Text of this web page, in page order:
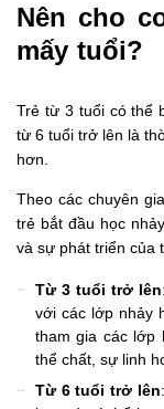
Nên cho
mấy tuổi?
Trẻ từ 3 tuổi có thể
từ 6 tuổi trở lên là
hơn.
Theo các chuyên
trẻ bắt đầu học
và sự phát triển của
Từ 3 tuổi trở lên
với các lớp nhảy
tham gia các lớp
thể chất, sự linh
Từ 6 tuổi trở lên